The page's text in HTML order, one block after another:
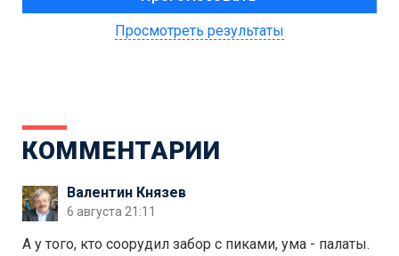
Просмотреть результаты
КОММЕНТАРИИ
Валентин Князев
6 августа 21:11
А у того, кто соорудил забор с пиками, ума - палаты.